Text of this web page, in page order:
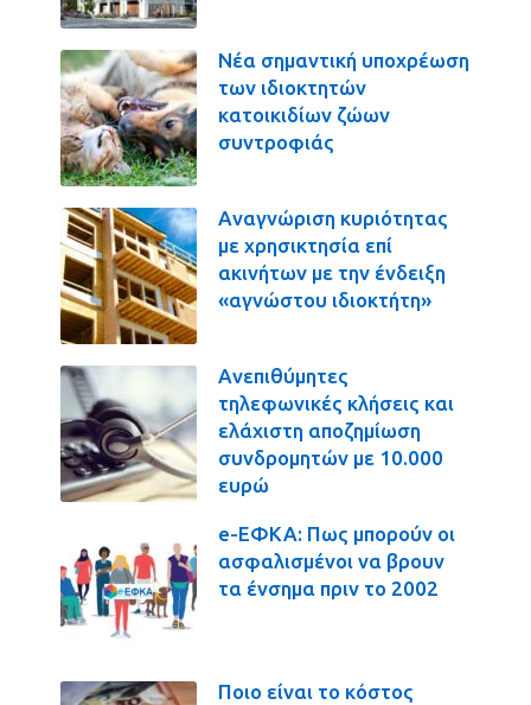
Νέα σημαντική υποχρέωση
των ιδιοκτητών
κατοικιδίων ζώων
συντροφιάς
Αναγνώριση κυριότητας
με χρησικτησία επί
ακινήτων με την ένδειξη
«αγνώστου ιδιοκτήτη»
Ανεπιθύμητες
τηλεφωνικές κλήσεις και
ελάχιστη αποζημίωση
συνδρομητών με 10.000
ευρώ
e-ΕΦΚΑ: Πως μπορούν οι
ασφαλισμένοι να βρουν
τα ένσημα πριν το 2002
Ποιο είναι το κόστος